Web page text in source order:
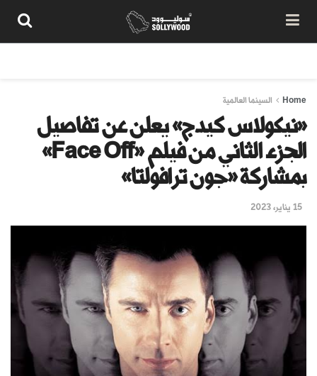
Home السينما العالمية
«نيكولاس كيدج» يعلن عن تفاصيل
الجزء الثاني من فيلم «Face Off»
بمشاركة «جون ترافولتا»
15 يناير، 2023